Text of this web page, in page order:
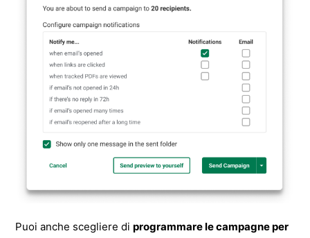
Puoi anche scegliere diprogrammare le campagne per